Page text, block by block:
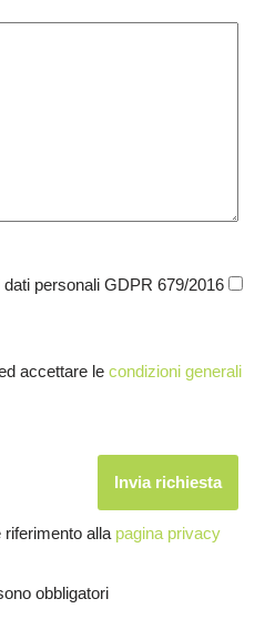
personali GDPR 679/2016
accettare le condizioni generali
alla pagina privacy
obbligatori